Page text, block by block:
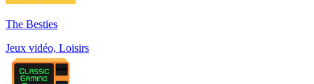
The Besties
Jeux vidéo, Loisirs